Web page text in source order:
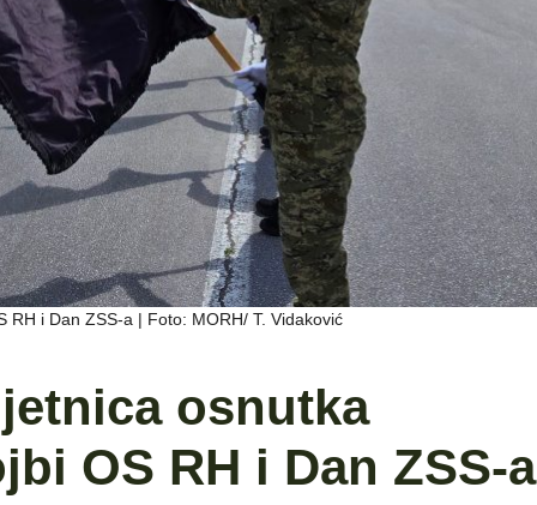
i Dan ZSS-a | Foto: MORH/ T. Vidaković
osnutka
OS RH i Dan ZSS-a